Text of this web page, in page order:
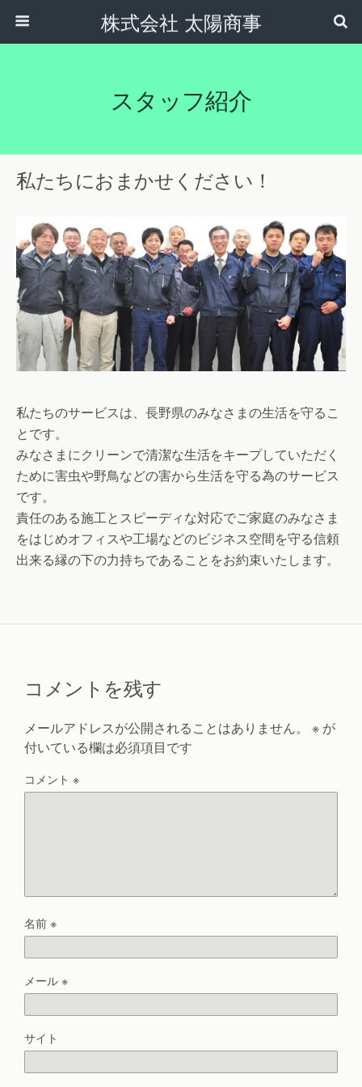
株式会社 太陽商事
スタッフ紹介
私たちにおまかせください！
私たちのサービスは、長野県のみなさまの生活を守るこ
とです。
みなさまにクリーンで清潔な生活をキープしていただく
ために害虫や野鳥などの害から生活を守る為のサービス
です。
責任のある施工とスピーディな対応でご家庭のみなさま
をはじめオフィスや工場などのビジネス空間を守る信頼
出来る縁の下の力持ちであることをお約束いたします。
コメントを残す
メールアドレスが公開されることはありません。 ※ が
付いている欄は必須項目です
コメント ※
名前※
メール※
サイト